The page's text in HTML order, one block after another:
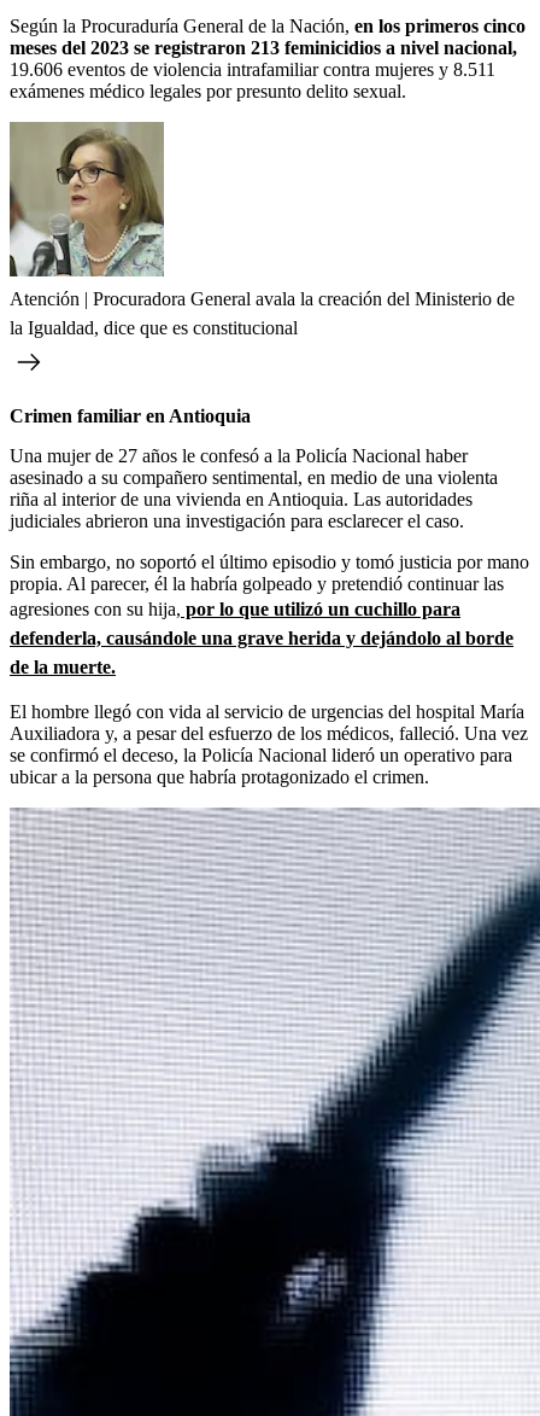
Según la Procuraduría General de la Nación, en los primeros cinco
meses del 2023 se registraron 213 feminicidios a nivel nacional,
19.606 eventos de violencia intrafamiliar contra mujeres y 8.511
exámenes médico legales por presunto delito sexual.
Atención | Procuradora General avala la creación del Ministerio de
la Igualdad, dice que es constitucional
Crimen familiar en Antioquia
Una mujer de 27 años le confesó a la Policía Nacional haber
asesinado a su compañero sentimental, en medio de una violenta
riña al interior de una vivienda en Antioquia. Las autoridades
judiciales abrieron una investigación para esclarecer el caso.
Sin embargo, no soportó el último episodio y tomó justicia por mano
propia. Al parecer, él la habría golpeado y pretendió continuar las
agresiones con su hija, por lo que utilizó un cuchillo para
defenderla, causándole una grave herida y dejándolo al borde
de la muerte.
El hombre llegó con vida al servicio de urgencias del hospital María
Auxiliadora y, a pesar del esfuerzo de los médicos, falleció. Una vez
se confirmó el deceso, la Policía Nacional lideró un operativo para
ubicar a la persona que habría protagonizado el crimen.